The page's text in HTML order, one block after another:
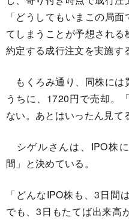
「どうしてもいまこの局
てしまうことが予想され
約定する成行注文を実施す
もくろみ通り、同株には
うちに、1720円で売却。
ない。あとはいったん見て
シゲルさんは、IPO株
間」と決めている。
「どんなIPO株も、3日間
でも、3日もたてば出来高